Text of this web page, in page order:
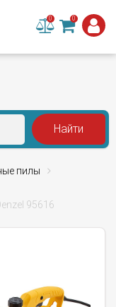
0 0
пилы
95616